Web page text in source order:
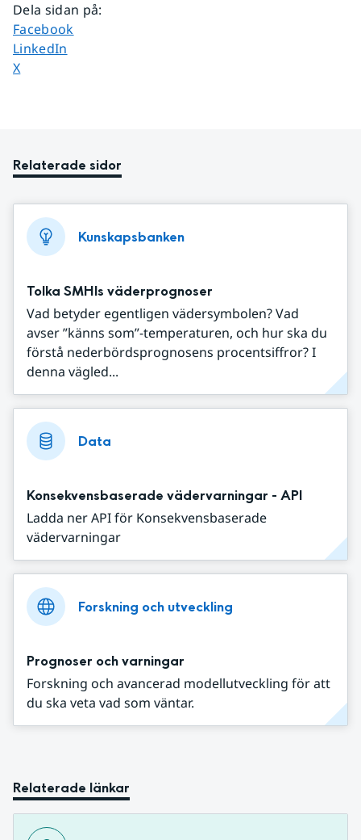
Dela sidan på:
Dela sidan på
Facebook
Dela sidan på
LinkedIn
Dela sidan på
X
Relaterade sidor
Kunskapsbanken
Tolka SMHIs väderprognoser
Vad betyder egentligen vädersymbolen? Vad
avser ”känns som”-temperaturen, och hur ska du
förstå nederbördsprognosens procentsiffror? I
denna vägled...
Data
Konsekvensbaserade vädervarningar - API
Ladda ner API för Konsekvensbaserade
vädervarningar
Forskning och utveckling
Prognoser och varningar
Forskning och avancerad modellutveckling för att
du ska veta vad som väntar.
Relaterade länkar